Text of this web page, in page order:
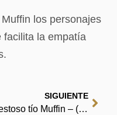
los personajes
facilita la empatía
SIGUIENTE
Apestoso tío Muffin – (EPUB, PDF, eBooks)